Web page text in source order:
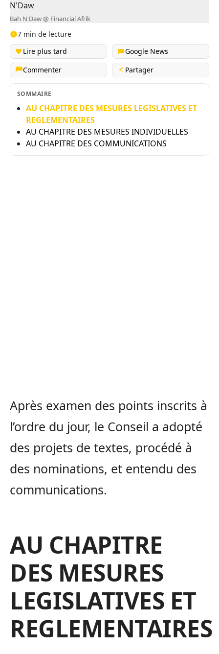
Bah N'Daw @ Financial Afrik
7 min de lecture
Lire plus tard
Google News
Commenter
Partager
SOMMAIRE
AU CHAPITRE DES MESURES LEGISLATIVES ET
REGLEMENTAIRES
AU CHAPITRE DES MESURES INDIVIDUELLES
AU CHAPITRE DES COMMUNICATIONS
Après examen des points inscrits à
l’ordre du jour, le Conseil a adopté
des projets de textes, procédé à
des nominations, et entendu des
communications.
AU CHAPITRE
DES MESURES
LEGISLATIVES ET
REGLEMENTAIRES